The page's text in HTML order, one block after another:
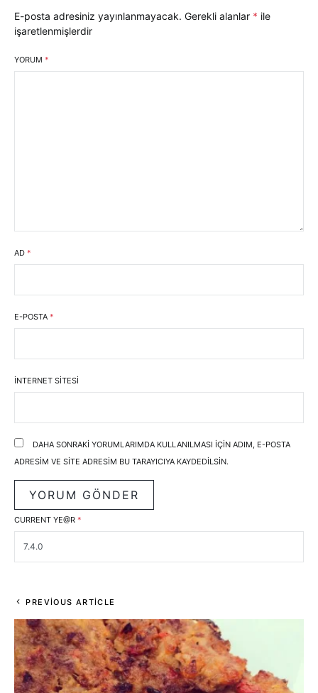
E-posta adresiniz yayınlanmayacak. Gerekli alanlar * ile
işaretlenmişlerdir
YORUM *
AD *
E-POSTA *
İNTERNET SITESI
DAHA SONRAKI YORUMLARIMDA KULLANILMASI IÇIN ADIM, E-POSTA
ADRESIM VE SITE ADRESIM BU TARAYICIYA KAYDEDILSIN.
CURRENT YE@R *
PREVIOUS ARTICLE